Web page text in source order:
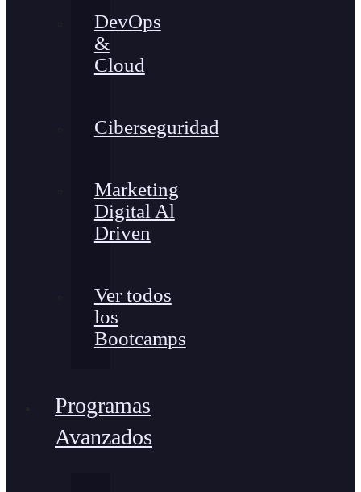
DevOps
&
Cloud
Ciberseguridad
Marketing
Digital Al
Driven
Ver todos
los
Bootcamps
Programas
Avanzados